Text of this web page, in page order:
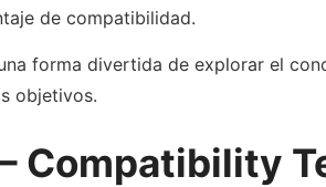
de compatibilidad.
forma divertida de explorar el
objetivos.
Compatibility